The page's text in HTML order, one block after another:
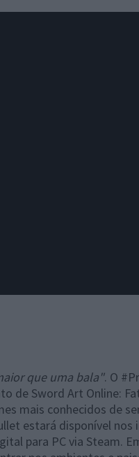
que uma bala". O
de Sword Art Online:
mais conhecidos de
estará disponível nos
para PC via Steam.